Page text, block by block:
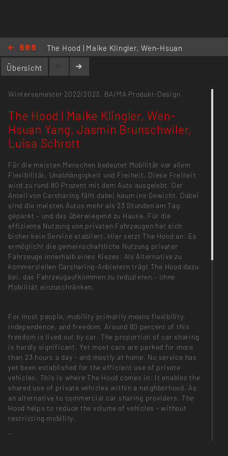
The Hood | Maike Klingler, Wen-Hsuan
Yang, Jasmin Brunschwiler, Luisa
Schrott
Übersicht
Wintersemester 2022/2023, BA/MA Produkt-Design
The Hood | Maike Klingler, Wen-
Hsuan Yang, Jasmin Brunschwiler,
Luisa Schrott
Für die meisten Menschen bedeutet Mobilität vor allem
Flexibilität, Unabhängigkeit und Freiheit. Diese Freiheit
wird zu rund 80 Prozent mit dem Auto ausgelebt. Der
Anteil von Carsharing fällt dabei kaum ins Gewicht. Dabei
sind die meisten Autos mehr als 23 Stunden am Tag
geparkt – und das überwiegend zu Hause. Für die
effiziente Nutzung von privaten Fahrzeugen hat sich
bisher kein Service etabliert. Hier setzt The Hood an: Es
ermöglicht die gemeinschaftliche Nutzung privater
Fahrzeuge innerhalb eines Kiezes. Als Alternative zu
kommerziellen Carsharing-Anbietern trägt The Hood dazu
bei, das Fahrzeugaufkommen zu reduzieren – ohne
Mobilität einzuschränken.
For most people, mobility primarily means flexibility,
independence, and freedom. Around 80 percent of this
freedom is lived out by car. The proportion of car sharing
is hardly significant. Yet most cars are parked for more
than 23 hours a day - and mostly at home. No service has
yet been established for the efficient use of private
vehicles. This is where The Hood comes in: It enables the
shared use of private vehicles within a neighborhood. As
an alternative to commercial car sharing providers, The
Hood helps to reduce the volume of vehicles - without
restricting mobility.
–